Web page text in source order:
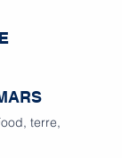
terre,